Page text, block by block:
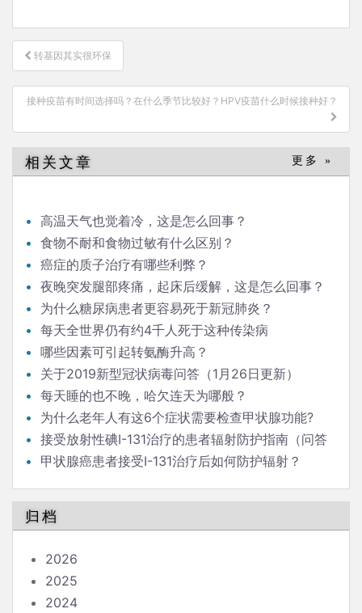
文
章
导
航
转基因其实很环保
接种疫苗有时间选择吗？在什么季节比较好？HPV疫苗什么时候接种好？
相关文章 更多 »
高温天气也觉着冷，这是怎么回事？
食物不耐和食物过敏有什么区别？
癌症的质子治疗有哪些利弊？
夜晚突发腿部疼痛，起床后缓解，这是怎么回事？
为什么糖尿病患者更容易死于新冠肺炎？
每天全世界仍有约4千人死于这种传染病
哪些因素可引起转氨酶升高？
关于2019新型冠状病毒问答（1月26日更新）
每天睡的也不晚，哈欠连天为哪般？
为什么老年人有这6个症状需要检查甲状腺功能?
接受放射性碘I-131治疗的患者辐射防护指南（问答
版）甲状腺癌患者接受I-131治疗后如何防护辐射？
归档
2026
2025
2024